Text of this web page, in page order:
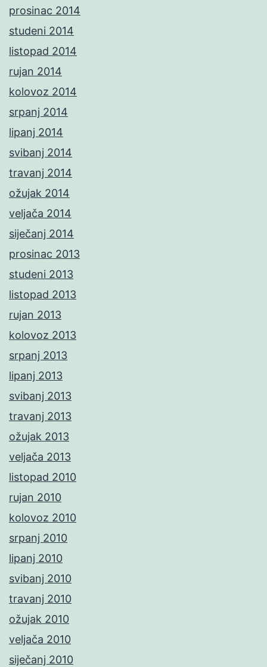
prosinac 2014
studeni 2014
listopad 2014
rujan 2014
kolovoz 2014
srpanj 2014
lipanj 2014
svibanj 2014
travanj 2014
ožujak 2014
veljača 2014
siječanj 2014
prosinac 2013
studeni 2013
listopad 2013
rujan 2013
kolovoz 2013
srpanj 2013
lipanj 2013
svibanj 2013
travanj 2013
ožujak 2013
veljača 2013
listopad 2010
rujan 2010
kolovoz 2010
srpanj 2010
lipanj 2010
svibanj 2010
travanj 2010
ožujak 2010
veljača 2010
siječanj 2010